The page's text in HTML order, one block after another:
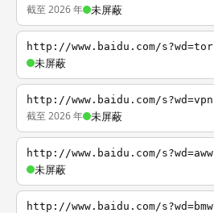
截至 2026 年 未屏蔽
http://www.baidu.com/s?wd=tor
未屏蔽
http://www.baidu.com/s?wd=vpn
截至 2026 年 未屏蔽
http://www.baidu.com/s?wd=aww
未屏蔽
http://www.baidu.com/s?wd=bmw